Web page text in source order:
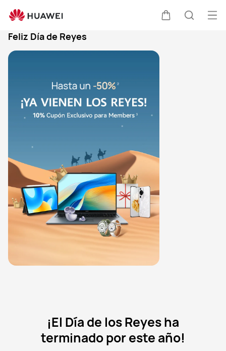
Feliz Día de Reyes
¡El Día de los Reyes ha
terminado por este año!